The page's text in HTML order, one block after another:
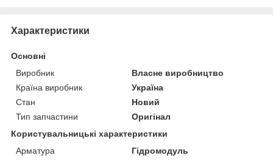
Характеристики
Основні
Виробник
Власне виробництво
Країна виробник
Україна
Стан
Новий
Тип запчастини
Оригінал
Користувальницькі характеристики
Арматура
Гідромодуль